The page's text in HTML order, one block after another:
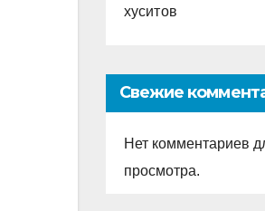
хуситов
Свежие
Нет комментариев
просмотра.